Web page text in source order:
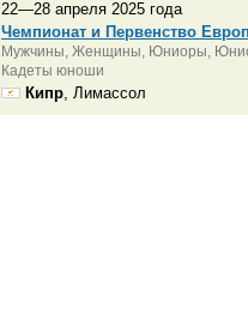
22—28 апреля 2025 года
Чемпионат и Первенство
Мужчины, Женщины, Юниоры,
Кадеты юноши
Кипр , Лимассол